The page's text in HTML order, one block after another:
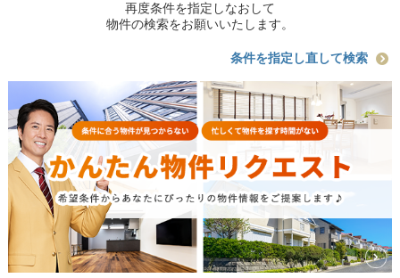
再度条件を指定しなおして
物件の検索をお願いいたします。
条件を指定し直して検索